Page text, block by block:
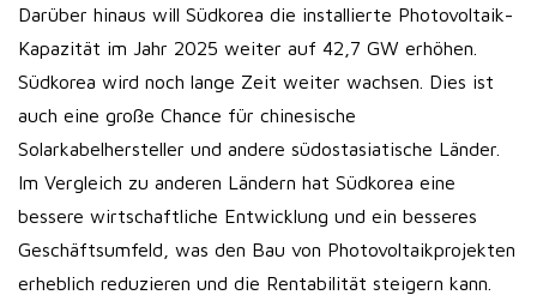
Darüber hinaus will Südkorea die installierte Photovoltaik-
Kapazität im Jahr 2025 weiter auf 42,7 GW erhöhen.
Südkorea wird noch lange Zeit weiter wachsen. Dies ist
auch eine große Chance für chinesische
Solarkabelhersteller und andere südostasiatische Länder.
Im Vergleich zu anderen Ländern hat Südkorea eine
bessere wirtschaftliche Entwicklung und ein besseres
Geschäftsumfeld, was den Bau von Photovoltaikprojekten
erheblich reduzieren und die Rentabilität steigern kann.